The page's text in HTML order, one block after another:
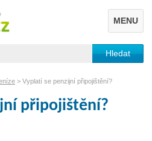
MENU
> Vyplatí se penzijní připojištění?
připojištění?